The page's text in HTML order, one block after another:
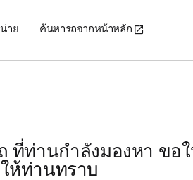
าย ค้นหารถจากหน้าหลัก
ที่ท่านกำลังมองหา ข
ห้ท่านทราบ